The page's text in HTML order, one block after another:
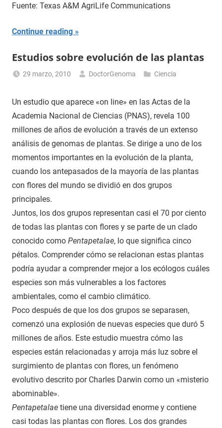
Fuente: Texas A&M AgriLife Communications
Continue reading
Estudios sobre evolución de las plantas
29 marzo, 2010 DoctorGenoma Ciencia
Un estudio que aparece «on line» en las Actas de la
Academia Nacional de Ciencias (PNAS), revela 100
millones de años de evolución a través de un extenso
análisis de genomas de plantas. Se dirige a uno de los
momentos importantes en la evolución de la planta,
cuando los antepasados de la mayoría de las plantas
con flores del mundo se dividió en dos grupos
principales.
Juntos, los dos grupos representan casi el 70 por ciento
de todas las plantas con flores y se parte de un clado
conocido como Pentapetalae, lo que significa cinco
pétalos. Comprender cómo se relacionan estas plantas
podría ayudar a comprender mejor a los ecólogos cuáles
especies son más vulnerables a los factores
ambientales, como el cambio climático.
Poco después de que los dos grupos se separasen,
comenzó una explosión de nuevas especies que duró 5
millones de años. Este estudio muestra cómo las
especies están relacionadas y arroja más luz sobre el
surgimiento de plantas con flores, un fenómeno
evolutivo descrito por Charles Darwin como un «misterio
abominable».
Pentapetalae tiene una diversidad enorme y contiene
casi todas las plantas con flores. Los dos grandes